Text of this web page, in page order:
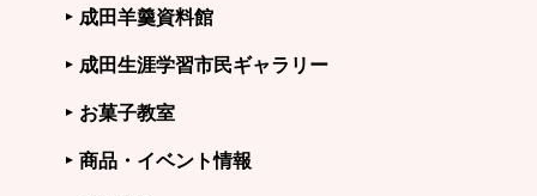
成田羊羹資料館
成田生涯学習市民ギャラリー
お菓子教室
商品・イベント情報